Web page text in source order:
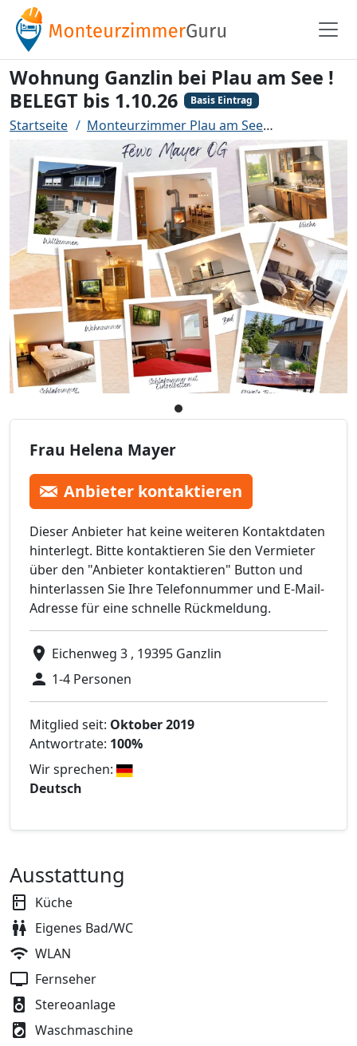
Wohnung Ganzlin bei Plau am See !
BELEGT bis 1.10.26
Basis Eintrag
Startseite Monteurzimmer Plau am See
Frau Helena Mayer
Anbieter kontaktieren
Dieser Anbieter hat keine weiteren Kontaktdaten
hinterlegt. Bitte kontaktieren Sie den Vermieter
über den "Anbieter kontaktieren" Button und
hinterlassen Sie Ihre Telefonnummer und E-Mail-
Adresse für eine schnelle Rückmeldung.
Eichenweg 3 , 19395 Ganzlin
1-4 Personen
Mitglied seit: Oktober 2019
Antwortrate: 100%
Wir sprechen:
Deutsch
Ausstattung
Küche
Eigenes Bad/WC
WLAN
Fernseher
Stereoanlage
Waschmaschine